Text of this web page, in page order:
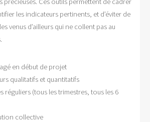
les indicateurs pertinents, et d’éviter de
venus d’ailleurs qui ne collent pas au
en début de projet
qualitatifs et quantitatifs
réguliers (tous les trimestres, tous les 6
collective